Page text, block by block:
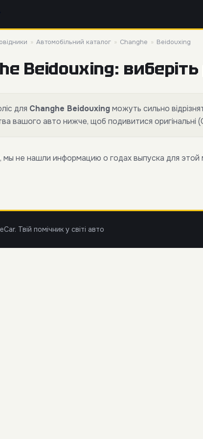
» Автомобільний каталог » Changhe » Beidouxing
Beidouxing: виберіть
для Changhe Beidouxingможуть сильно
вашого авто нижче, щоб подивитися оригінальні
не нашли информацию о годах выпуска для этой
Твій помічник у світі авто